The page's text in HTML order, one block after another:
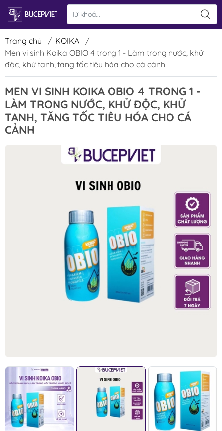
Trang chủ / KOIKA
/
Men vi sinh Koika OBIO 4 trong 1 - Làm trong nước, khử
độc, khử tanh, tăng tốc tiêu hóa cho cá cảnh
MEN VI SINH KOIKA OBIO 4 TRONG 1 -
LÀM TRONG NƯỚC, KHỬ ĐỘC, KHỬ
TANH, TĂNG TỐC TIÊU HÓA CHO CÁ
CẢNH